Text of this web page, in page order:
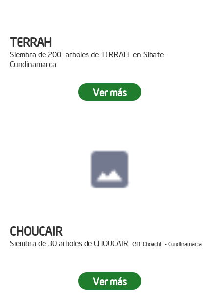
TERRAH
Siembra de 200 arboles de TERRAH en Sibate -
Cundinamarca
Ver más
CHOUCAIR
Siembra de 30 arboles de CHOUCAIR en Choachi - Cundinamarca
Ver más